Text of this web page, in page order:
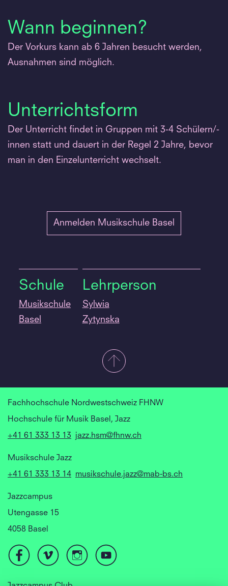
Wann beginnen?
Der Vorkurs kann ab 6 Jahren besucht werden,
Ausnahmen sind möglich.
Unterrichtsform
Der Unterricht findet in Gruppen mit 3-4 Schülern/-
innen statt und dauert in der Regel 2 Jahre, bevor
man in den Einzelunterricht wechselt.
Anmelden Musikschule Basel
Schule
Musikschule
Basel
Lehrperson
Sylwia
Zytynska
Fachhochschule Nordwestschweiz FHNW
Hochschule für Musik Basel, Jazz
+41 61 333 13 13
jazz.hsm@fhnw.ch
Musikschule Jazz
+41 61 333 13 14 musikschule.jazz@mab-bs.ch
Jazzcampus
Utengasse 15
4058 Basel